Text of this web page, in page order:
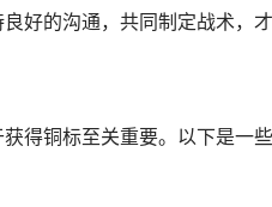
好的沟通，共同制定战术，
得铜标至关重要。以下是一